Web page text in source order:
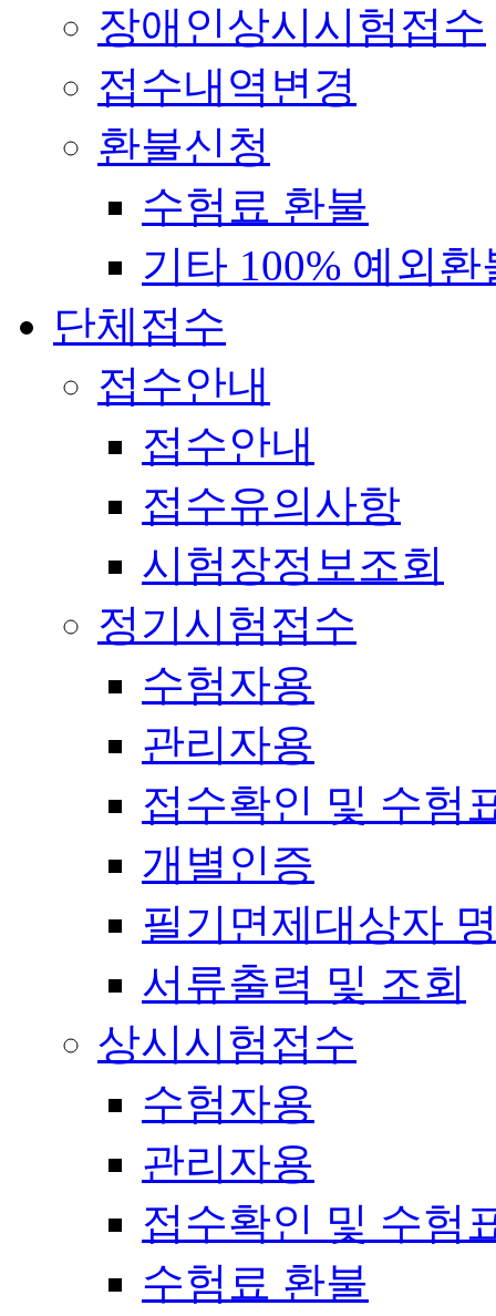
장애인상시시험접수
접수내역변경
환불신청
수험료 환불
기타 100% 예외환
단체접수
접수안내
접수안내
접수유의사항
시험장정보조회
정기시험접수
수험자용
관리자용
접수확인 및 수험
개별인증
필기면제대상자
서류출력 및 조회
상시시험접수
수험자용
관리자용
접수확인 및 수험
수험료 환불